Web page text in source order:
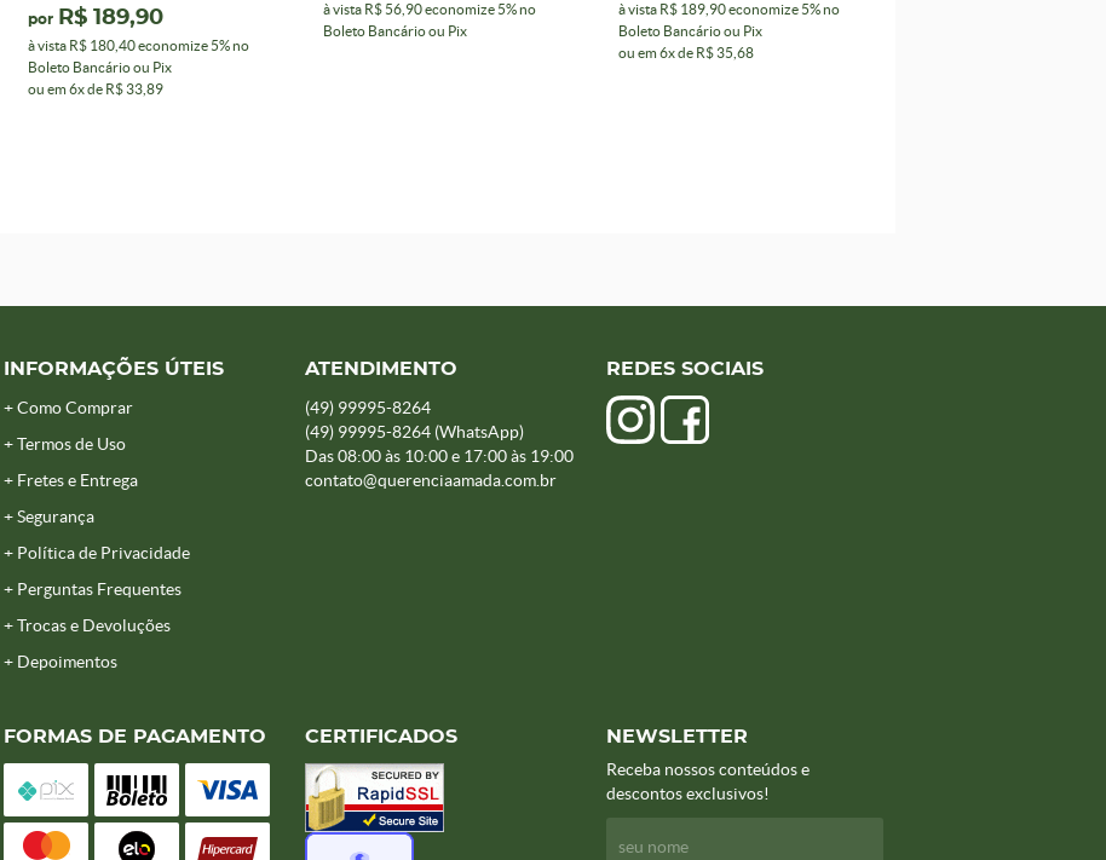
por R$ 189,90
à vista R$ 180,40economize 5%no
Boleto Bancário ou Pix
ou em 6xde R$ 33,89
à vista R$ 56,90economize 5%no
Boleto Bancário ou Pix
à vista R$ 189,90economize 5%no
Boleto Bancário ou Pix
ou em 6xde R$ 35,68
INFORMAÇÕES ÚTEIS
Como Comprar
Termos de Uso
Fretes e Entrega
Segurança
Política de Privacidade
Perguntas Frequentes
Trocas e Devoluções
Depoimentos
ATENDIMENTO
(49) 99995-8264
(49) 99995-8264 (WhatsApp)
Das 08:00 às 10:00 e 17:00 às 19:00
contato@querenciaamada.com.br
REDES SOCIAIS
FORMAS DE PAGAMENTO CERTIFICADOS
NEWSLETTER
Receba nossos conteúdos e
descontos exclusivos!